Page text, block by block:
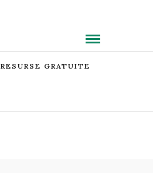
RESURSE GRATUITE